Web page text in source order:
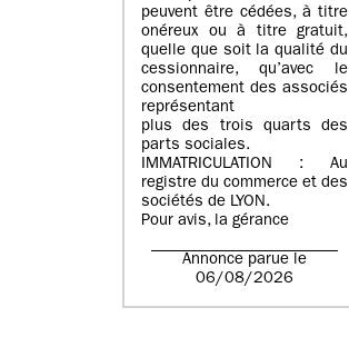
peuvent être cédées, à titre
onéreux ou à titre gratuit,
quelle que soit la qualité du
cessionnaire, qu’avec le
consentement des associés
représentant
plus des trois quarts des
parts sociales.
IMMATRICULATION : Au
registre du commerce et des
sociétés de LYON.
Pour avis, la gérance
Annonce parue le
06/08/2026